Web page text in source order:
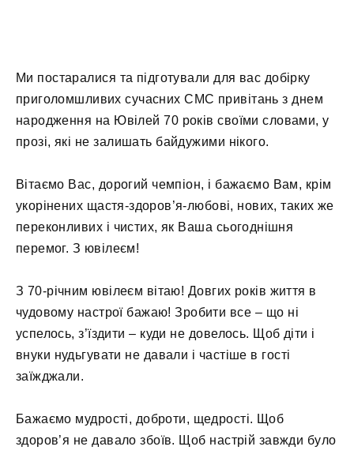
Ми постаралися та підготували для вас добірку
приголомшливих сучасних СМС привітань з днем
народження на Ювілей 70 років своїми словами, у
прозі, які не залишать байдужими нікого.
Вітаємо Вас, дорогий чемпіон, і бажаємо Вам, крім
укорінених щастя-здоров’я-любові, нових, таких же
переконливих і чистих, як Ваша сьогоднішня
перемог. З ювілеєм!
З 70-річним ювілеєм вітаю! Довгих років життя в
чудовому настрої бажаю! Зробити все – що ні
успелось, з’їздити – куди не довелось. Щоб діти і
внуки нудьгувати не давали і частіше в гості
заїжджали.
Бажаємо мудрості, доброти, щедрості. Щоб
здоров’я не давало збоїв. Щоб настрій завжди було